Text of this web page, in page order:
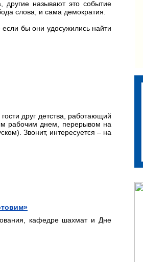
другие называют это событие
слова, и сама демократия.
бы они удосужились найти
друг детства, работающий
рабочим днем, перерывом на
Звонит, интересуется – на
кафедре шахмат и Дне